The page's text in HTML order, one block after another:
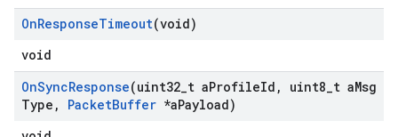
OnResponseTimeout(void)
void
OnSyncResponse(uint32 t aProfileId , uint8 t aMsg
Type , PacketBuffer *aPayload)